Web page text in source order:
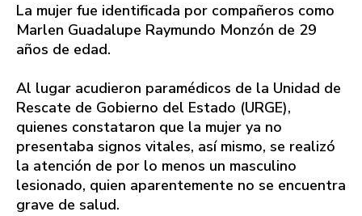
La mujer fue identificada por compañeros como
Marlen Guadalupe Raymundo Monzón de 29
años de edad.
Al lugar acudieron paramédicos de la Unidad de
Rescate de Gobierno del Estado (URGE),
quienes constataron que la mujer ya no
presentaba signos vitales, así mismo, se realizó
la atención de por lo menos un masculino
lesionado, quien aparentemente no se encuentra
grave de salud.